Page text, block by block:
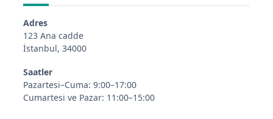
Adres
123 Ana cadde
İstanbul, 34000
Saatler
Pazartesi–Cuma: 9:00–17:00
Cumartesi ve Pazar: 11:00–15:00